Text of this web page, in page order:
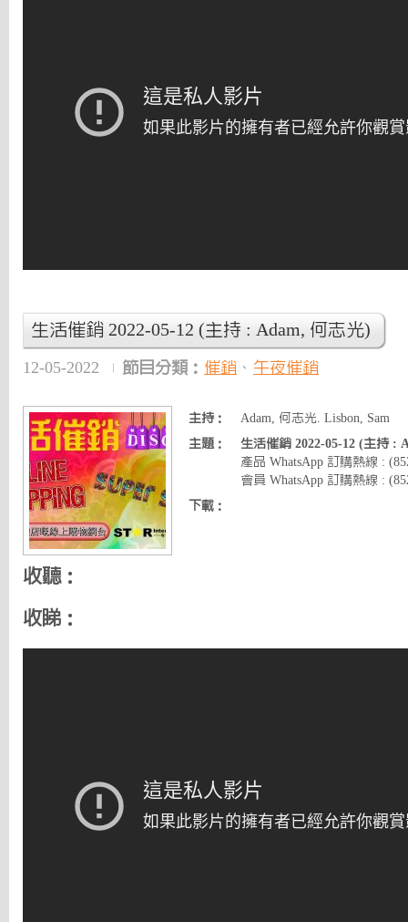
生活催銷 2022-05-12 (主持 : Adam, 何志光)
12-05-2022 節目分類： 催銷 、 午夜催銷
主持：
Adam, 何志光. Lisbon, Sam
主題：
生活催銷 2022-05-12 (主持 :
產品 WhatsApp 訂購熱線 :
會員 WhatsApp 訂購熱線 :
下載：
收聽：
收睇：